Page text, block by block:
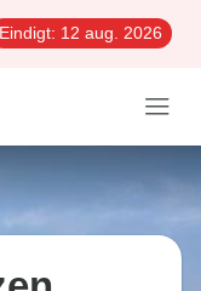
Eindigt: 12 aug. 2026